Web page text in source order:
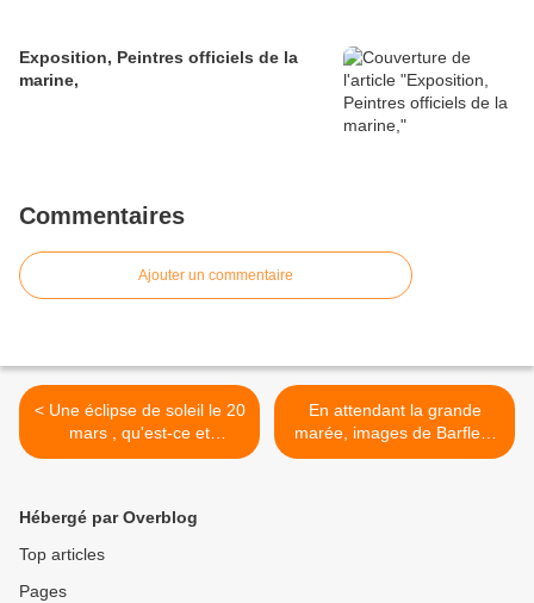
Exposition, Peintres officiels de la
marine,
Commentaires
Ajouter un commentaire
< Une éclipse de soleil le 20
mars , qu'est-ce et
pourquoi.
En attendant la grande
marée, images de Barfleur
>
Hébergé par Overblog
Top articles
Pages